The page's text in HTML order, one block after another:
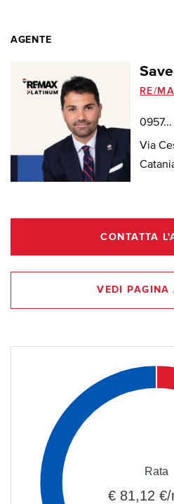
AGENTE
RE/
0957...
Via
CONTATTA
VEDI PAGINA
Rata
€ 81,12